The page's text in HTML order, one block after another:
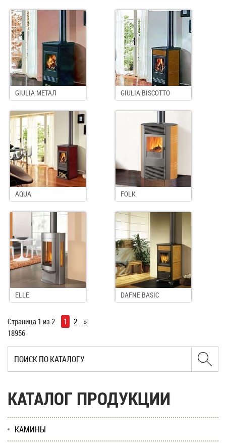
GIULIA МЕТАЛ GIULIA BISCOTTO
AQUA FOLK
ELLE DAFNE BASIC
Страница 1 из 2 1 2
»
18956
КАТАЛОГ ПРОДУКЦИИ
КАМИНЫ